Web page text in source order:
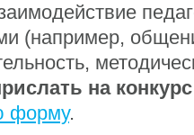
(например,
на
форму.